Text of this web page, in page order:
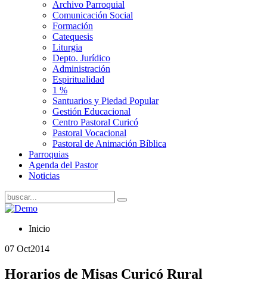
Archivo Parroquial
Comunicación Social
Formación
Catequesis
Liturgia
Depto. Jurídico
Administración
Espiritualidad
1 %
Santuarios y Piedad Popular
Gestión Educacional
Centro Pastoral Curicó
Pastoral Vocacional
Pastoral de Animación Bíblica
Parroquias
Agenda del Pastor
Noticias
Inicio
07 Oct2014
Horarios de Misas Curicó Rural